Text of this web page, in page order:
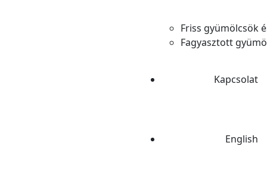
Friss gyümölcsök
Fagyasztott
Kapcsolat
English